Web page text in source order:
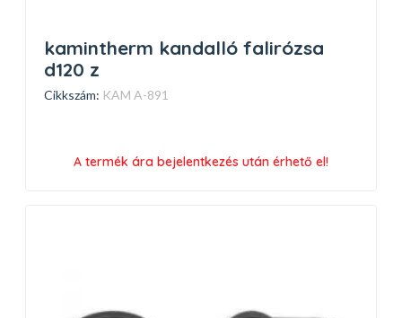
kamintherm kandalló falirózsa
d120 z
Cikkszám: KAM A-891
A termék ára bejelentkezés után érhető el!